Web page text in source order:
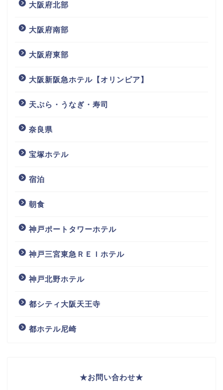
大阪府北部
大阪府南部
大阪府東部
大阪新阪急ホテル【オリンピア】
天ぷら・うなぎ・寿司
奈良県
宝塚ホテル
宿泊
朝食
神戸ポートタワーホテル
神戸三宮東急ＲＥＩホテル
神戸北野ホテル
都シティ大阪天王寺
都ホテル尼崎
★お問い合わせ★